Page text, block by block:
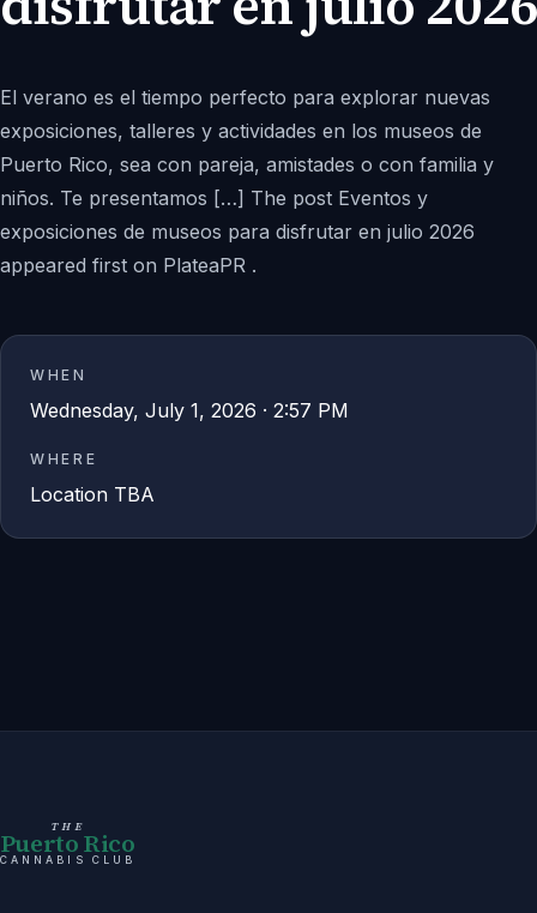
El verano es el tiempo perfecto para explorar nuevas
exposiciones, talleres y actividades en los museos de
Puerto Rico, sea con pareja, amistades o con familia y
niños. Te presentamos […] The post Eventos y
exposiciones de museos para disfrutar en julio 2026
appeared first on PlateaPR .
WHEN
Wednesday, July 1, 2026 · 2:57 PM
WHERE
Location TBA
THE
Puerto Rico
CANNABIS CLUB